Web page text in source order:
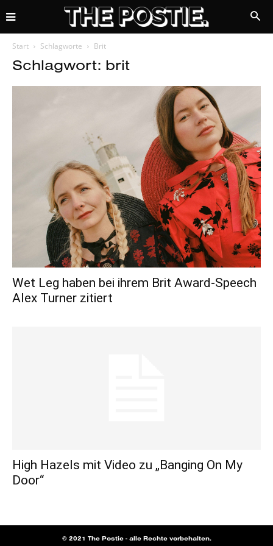
Start Schlagworte Brit
Schlagwort: brit
Wet Leg haben bei ihrem Brit Award-Speech
Alex Turner zitiert
High Hazels mit Video zu „Banging On My
Door“
© 2021 The Postie - alle Rechte vorbehalten.